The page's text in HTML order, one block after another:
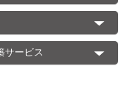
サービス